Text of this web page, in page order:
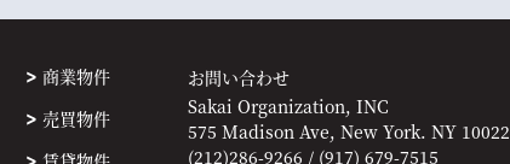
商業物件
売買物件
お問い合わせ
Sakai Organization, INC
575 Madison Ave, New York. NY 10022
(212)286-9266 / (917) 679-7515